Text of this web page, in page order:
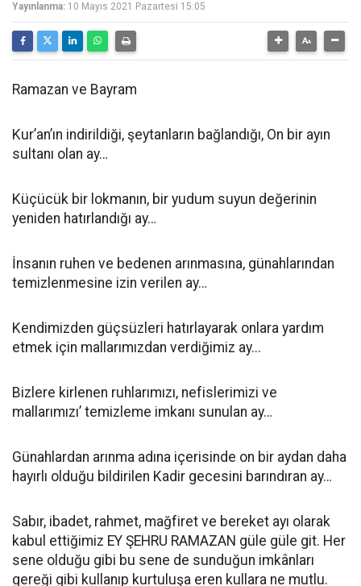
Yayınlanma: 10 Mayıs 2021 Pazartesi 15:05
Ramazan ve Bayram
Kur’an’ın indirildiği, şeytanların bağlandığı, On bir ayın
sultanı olan ay…
Küçücük bir lokmanın, bir yudum suyun değerinin
yeniden hatırlandığı ay…
İnsanın ruhen ve bedenen arınmasına, günahlarından
temizlenmesine izin verilen ay…
Kendimizden güçsüzleri hatırlayarak onlara yardım
etmek için mallarımızdan verdiğimiz ay...
Bizlere kirlenen ruhlarımızı, nefislerimizi ve
mallarımızı’ temizleme imkanı sunulan ay…
Günahlardan arınma adına içerisinde on bir aydan daha
hayırlı olduğu bildirilen Kadir gecesini barındıran ay…
Sabır, ibadet, rahmet, mağfiret ve bereket ayı olarak
kabul ettiğimiz EY ŞEHRU RAMAZAN güle güle git. Her
sene olduğu gibi bu sene de sunduğun imkânları
gereği gibi kullanıp kurtuluşa eren kullara ne mutlu.